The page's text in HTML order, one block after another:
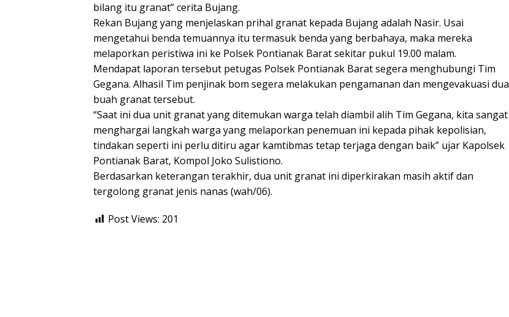
bilang itu granat” cerita Bujang.
Rekan Bujang yang menjelaskan prihal granat kepada Bujang adalah Nasir. Usai
mengetahui benda temuannya itu termasuk benda yang berbahaya, maka mereka
melaporkan peristiwa ini ke Polsek Pontianak Barat sekitar pukul 19.00 malam.
Mendapat laporan tersebut petugas Polsek Pontianak Barat segera menghubungi Tim
Gegana. Alhasil Tim penjinak bom segera melakukan pengamanan dan mengevakuasi dua
buah granat tersebut.
“Saat ini dua unit granat yang ditemukan warga telah diambil alih Tim Gegana, kita sangat
menghargai langkah warga yang melaporkan penemuan ini kepada pihak kepolisian,
tindakan seperti ini perlu ditiru agar kamtibmas tetap terjaga dengan baik” ujar Kapolsek
Pontianak Barat, Kompol Joko Sulistiono.
Berdasarkan keterangan terakhir, dua unit granat ini diperkirakan masih aktif dan
tergolong granat jenis nanas (wah/06).
Post Views: 201